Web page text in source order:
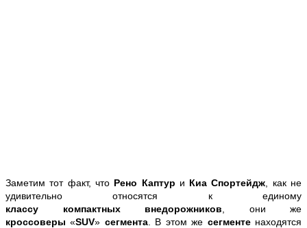
Заметим тот факт, что Рено Каптур и Киа Спортейдж , как не
удивительно относятся к единому
классу компактныхвнедорожников , они же
кроссоверы«SUV» сегмента. В этом же сегменте находятся